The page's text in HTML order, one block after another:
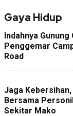
Gaya Hidup
Indahnya
Penggemar
Road
Jaga
Bersama
Sekitar Mako